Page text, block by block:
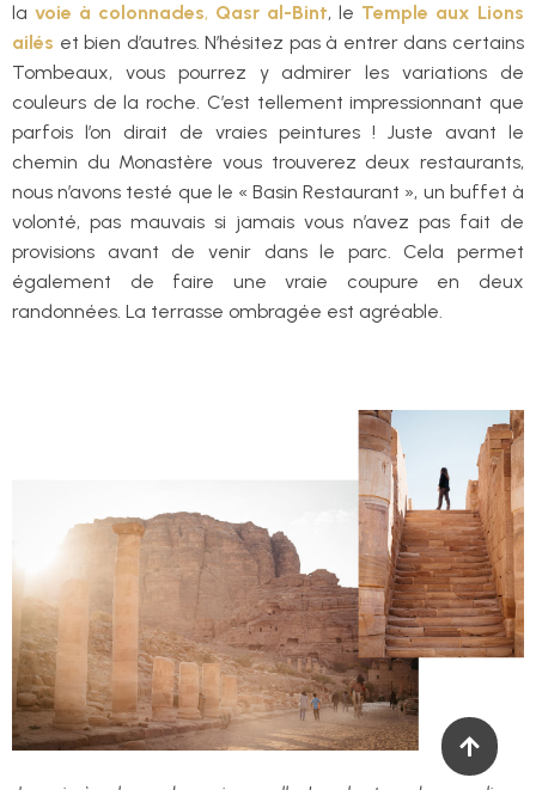
la voie à colonnades, Qasr al-Bint, le Temple aux Lions
ailés et bien d’autres. N’hésitez pas à entrer dans certains
Tombeaux, vous pourrez y admirer les variations de
couleurs de la roche. C’est tellement impressionnant que
parfois l’on dirait de vraies peintures ! Juste avant le
chemin du Monastère vous trouverez deux restaurants,
nous n’avons testé que le « Basin Restaurant », un buffet à
volonté, pas mauvais si jamais vous n’avez pas fait de
provisions avant de venir dans le parc. Cela permet
également de faire une vraie coupure en deux
randonnées. La terrasse ombragée est agréable.